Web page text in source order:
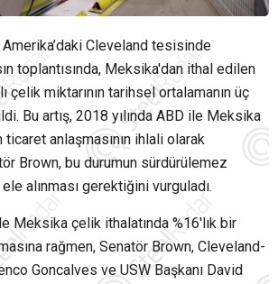
Cleveland tesisinde
toplantısında, Meksika'dan ithal edilen
çelik miktarının tarihsel ortalamanın üç
Bu artış, 2018 yılında ABD ile Meksika
ticaret anlaşmasının ihlali olarak
Brown, bu durumun sürdürülemez
alınması gerektiğini vurguladı.
Meksika çelik ithalatında %16'lık bir
rağmen, Senatör Brown, Cleveland-
Goncalves ve USW Başkanı David